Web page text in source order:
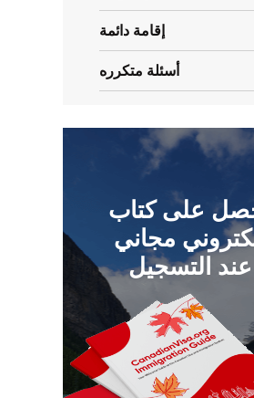
إقامة دائمة
أسئلة متكرره
على كتاب
مجاني
عند التسجيل